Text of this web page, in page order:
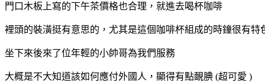
門口木板上寫的下午茶價格也合理，就進去喝杯咖啡
裡頭的裝潢挺有意思的，尤其是這個咖啡杯組成的時鐘很有特
坐下來後來了位年輕的小帥哥為我們服務
大概是不大知道該如何應付外國人，顯得有點靦腆 (超可愛 )